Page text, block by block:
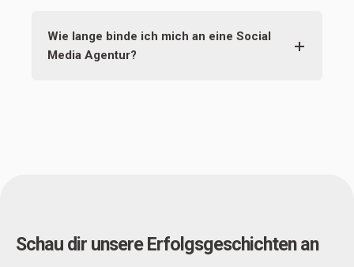
Wie lange binde ich mich an eine Social
Media Agentur?
Schau dir unsere Erfolgsgeschichten an